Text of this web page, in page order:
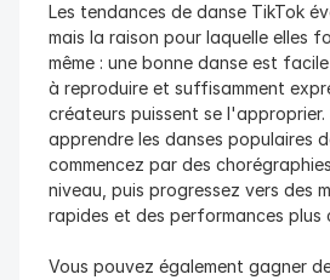
Les tendances de danse TikTok
mais la raison pour laquelle elles
même : une bonne danse est
à reproduire et suffisamment
créateurs puissent se
apprendre les danses populaires
commencez par des
niveau, puis progressez vers des
rapides et des performances plus
Vous pouvez également gagner